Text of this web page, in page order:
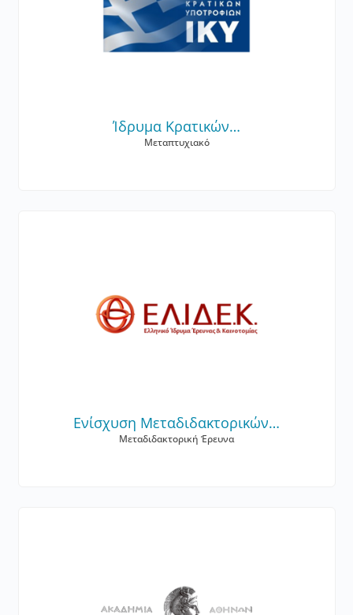
Ίδρυμα Κρατικών…
Μεταπτυχιακό
Ενίσχυση Μεταδιδακτορικών…
Μεταδιδακτορική Έρευνα